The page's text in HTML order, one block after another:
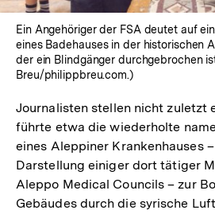
Ein Angehöriger der FSA deutet auf
eines Badehauses in der historischen
der ein Blindgänger durchgebrochen
Breu/philippbreu.com.)
Journalisten stellen nicht zuletzt
führte etwa die wiederholte
eines Aleppiner Krankenhauses
Darstellung einiger dort tätiger
Aleppo Medical Councils – zur
Gebäudes durch die syrische